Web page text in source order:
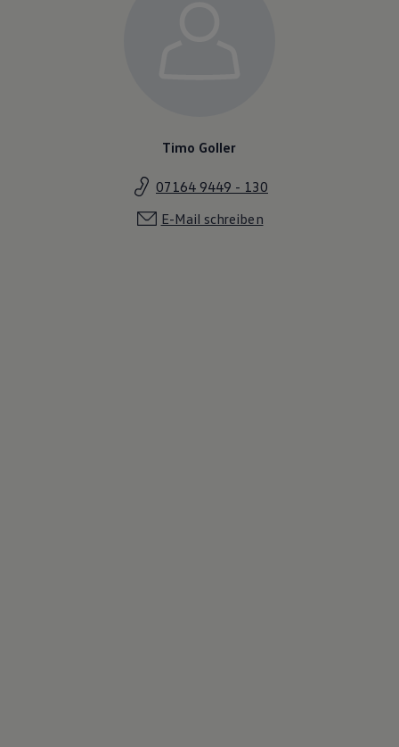
Timo Goller
07164 9449 - 130
E-Mail schreiben